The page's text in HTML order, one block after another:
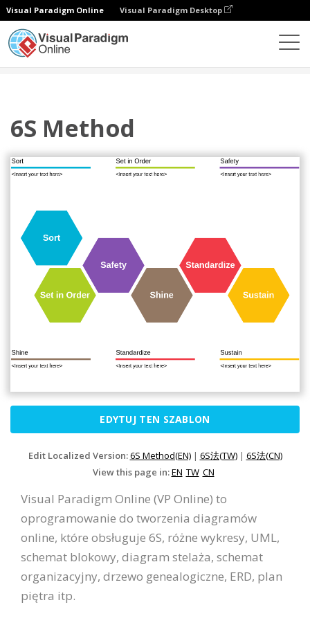
Visual Paradigm Online Visual Paradigm Desktop
6S Method
EDYTUJ TEN SZABLON
Edit Localized Version:6S Method(EN)| 6S法(TW)| 6S法(CN)
View this page in:EN TW CN
Visual Paradigm Online (VP Online) to
oprogramowanie do tworzenia diagramów
online, które obsługuje 6S, różne wykresy, UML,
schemat blokowy, diagram stelaża, schemat
organizacyjny, drzewo genealogiczne, ERD, plan
piętra itp.